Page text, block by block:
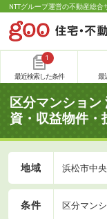
NTTグループ運営の不動産総合
1
最近検索した条件 最
区分マンショ
資・収益物件・
地域 浜松市中
条件 区分マン